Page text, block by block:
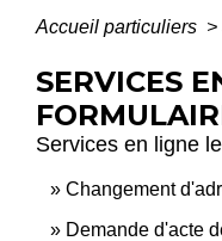
Accueil particuliers >
SERVICES
Services en ligne
Changement
Demande d'acte